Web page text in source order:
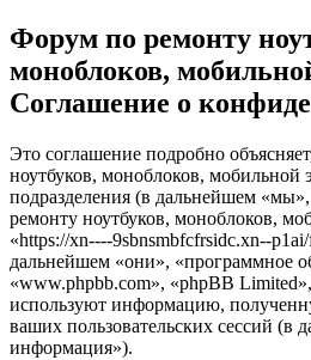
Форум по ремонту
моноблоков,
Соглашение о
Это соглашение подробно
ноутбуков, моноблоков, мобильной
подразделения (в дальнейшем
ремонту ноутбуков, моноблоков,
«https://xn----9sbnsmbfcfrsidc.xn--
дальнейшем «они», «программное
«www.phpbb.com», «phpBB
используют информацию,
ваших пользовательских сессий (в
информация»).